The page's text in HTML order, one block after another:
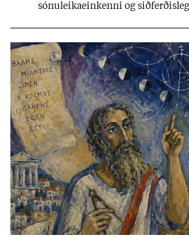
sónu­leika­ein­kenni og